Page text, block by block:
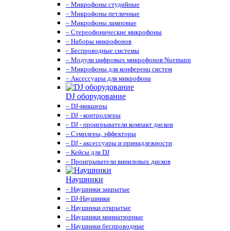
– Микрофоны студийные
– Микрофоны петличные
– Микрофоны ламповые
– Стереофонические микрофоны
– Наборы микрофонов
– Беспроводные системы
– Модули цифровых микрофонов Nuemann
– Микрофоны для конференц систем
– Аксессуары для микрофона
DJ оборудование
– DJ-микшеры
– DJ - контроллеры
– DJ - проигрыватели компакт дисков
– Сэмплеры, эффекторы
– DJ - аксессуары и принадлежности
– Кейсы для DJ
– Проигрыватели виниловых дисков
Наушники
– Наушники закрытые
– DJ-Наушники
– Наушники открытые
– Наушники миниатюрные
– Наушники беспроводные